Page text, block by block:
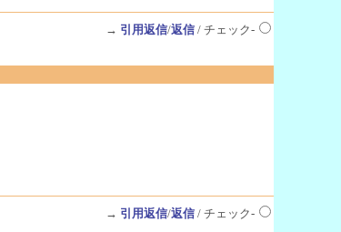
→ 引用返信/返信/ チェック-
→ 引用返信/返信/ チェック-